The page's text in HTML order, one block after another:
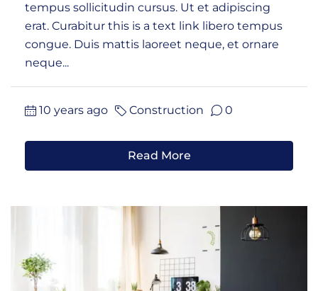
tempus sollicitudin cursus. Ut et adipiscing
erat. Curabitur this is a text link libero tempus
congue. Duis mattis laoreet neque, et ornare
neque...
10 years ago Construction 0
Read More